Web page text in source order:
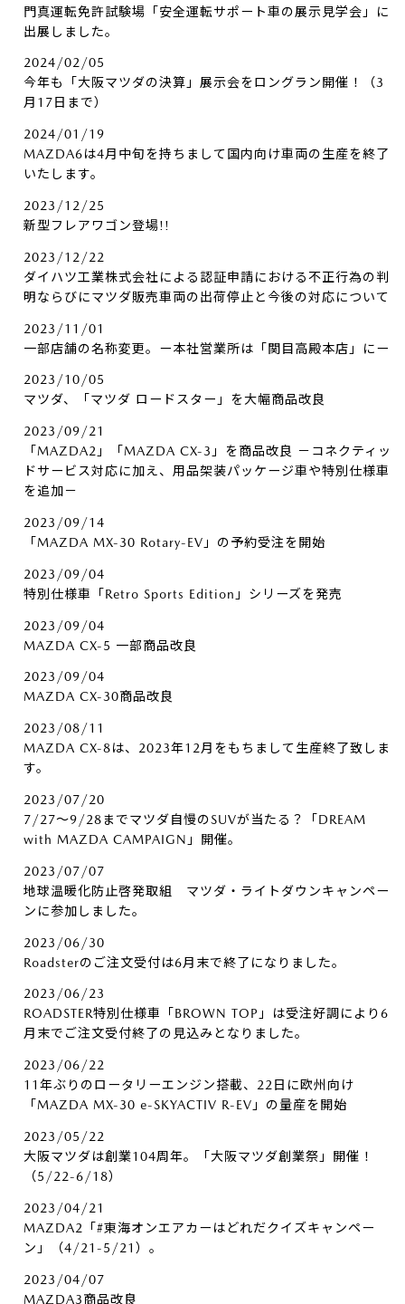
門真運転免許試験場「安全運転サポート車の展示見学会」に
出展しました。
2024/02/05
今年も「大阪マツダの決算」展示会をロングラン開催！（3
月17日まで）
2024/01/19
MAZDA6は4月中旬を持ちまして国内向け車両の生産を終了
いたします。
2023/12/25
新型フレアワゴン登場!!
2023/12/22
ダイハツ工業株式会社による認証申請における不正行為の判
明ならびにマツダ販売車両の出荷停止と今後の対応について
2023/11/01
一部店舗の名称変更。ー本社営業所は「関目高殿本店」にー
2023/10/05
マツダ、「マツダ ロードスター」を大幅商品改良
2023/09/21
「MAZDA2」「MAZDA CX-3」を商品改良 －コネクティッ
ドサービス対応に加え、用品架装パッケージ車や特別仕様車
を追加－
2023/09/14
「MAZDA MX-30 Rotary-EV」の予約受注を開始
2023/09/04
特別仕様車「Retro Sports Edition」シリーズを発売
2023/09/04
MAZDA CX-5 一部商品改良
2023/09/04
MAZDA CX-30商品改良
2023/08/11
MAZDA CX-8は、2023年12月をもちまして生産終了致しま
す。
2023/07/20
7/27～9/28までマツダ自慢のSUVが当たる？「DREAM
with MAZDA CAMPAIGN」開催。
2023/07/07
地球温暖化防止啓発取組 マツダ・ライトダウンキャンペー
ンに参加しました。
2023/06/30
Roadsterのご注文受付は6月末で終了になりました。
2023/06/23
ROADSTER特別仕様車「BROWN TOP」は受注好調により6
月末でご注文受付終了の見込みとなりました。
2023/06/22
11年ぶりのロータリーエンジン搭載、22日に欧州向け
「MAZDA MX-30 e-SKYACTIV R-EV」の量産を開始
2023/05/22
大阪マツダは創業104周年。「大阪マツダ創業祭」開催！
（5/22-6/18）
2023/04/21
MAZDA2「#東海オンエアカーはどれだクイズキャンペー
ン」（4/21-5/21）。
2023/04/07
MAZDA3商品改良